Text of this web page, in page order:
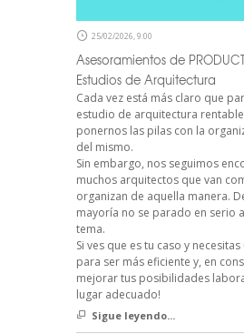
25/02/2026, 9:00
Asesoramientos de
Estudios de Arquitectura
Cada vez está más claro que
estudio de arquitectura
ponernos las pilas con la
del mismo.
Sin embargo, nos seguimos
muchos arquitectos que van
organizan de aquella manera.
mayoría no se parado en serio
tema.
Si ves que es tu caso y
para ser más eficiente y, en
mejorar tus posibilidades
lugar adecuado!
Sigue leyendo...